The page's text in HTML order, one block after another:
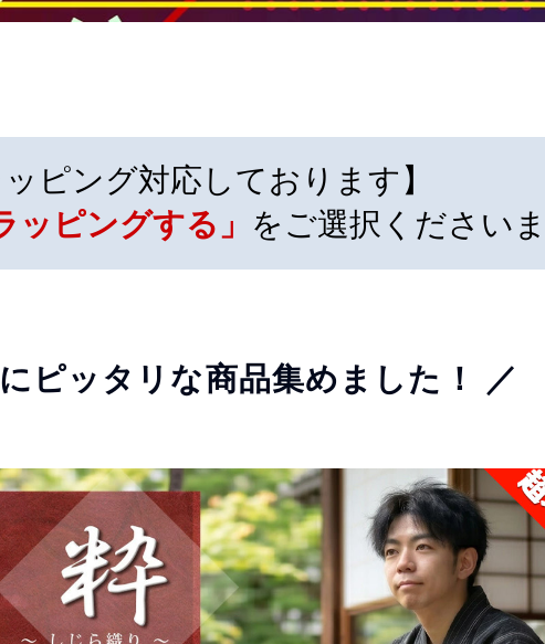
ッピング対応しております】
ッピングする」 をご選択ください
ピッタリな商品集めました！ ／